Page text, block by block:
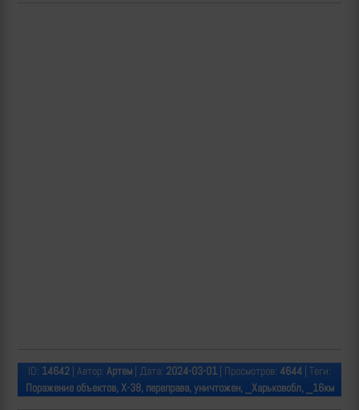
ID: 14642 | Автор: Артем | Дата: 2024-03-01 | Просмотров: 4644 | Теги:
Поражение объектов, Х-38, переправа, уничтожен, _Харьковобл, _16км